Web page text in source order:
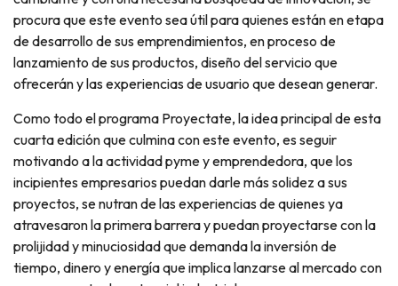
procura que este evento sea útil para quienes están en etapa
de desarrollo de sus emprendimientos, en proceso de
lanzamiento de sus productos, diseño del servicio que
ofrecerán y las experiencias de usuario que desean generar.
Como todo el programa Proyectate, la idea principal de esta
cuarta edición que culmina con este evento, es seguir
motivando a la actividad pyme y emprendedora, que los
incipientes empresarios puedan darle más solidez a sus
proyectos, se nutran de las experiencias de quienes ya
atravesaron la primera barrera y puedan proyectarse con la
prolijidad y minuciosidad que demanda la inversión de
tiempo, dinero y energía que implica lanzarse al mercado con